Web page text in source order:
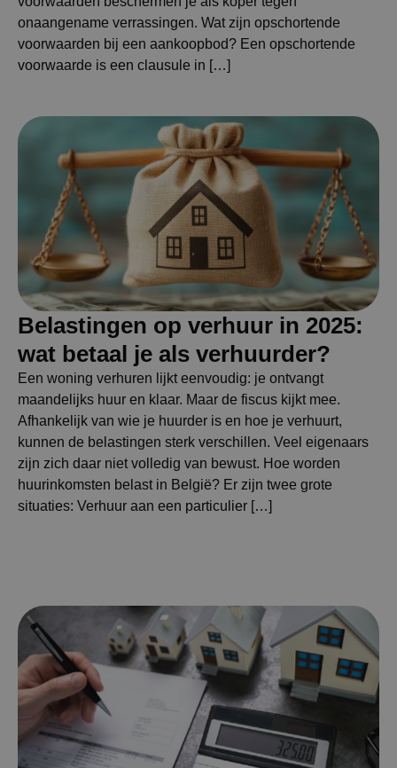
onaangename verrassingen. Wat zijn opschortende
voorwaarden bij een aankoopbod? Een opschortende
voorwaarde is een clausule in […]
Belastingen op verhuur in 2025:
wat betaal je als verhuurder?
Een woning verhuren lijkt eenvoudig: je ontvangt
maandelijks huur en klaar. Maar de fiscus kijkt mee.
Afhankelijk van wie je huurder is en hoe je verhuurt,
kunnen de belastingen sterk verschillen. Veel eigenaars
zijn zich daar niet volledig van bewust. Hoe worden
huurinkomsten belast in België? Er zijn twee grote
situaties: Verhuur aan een particulier […]